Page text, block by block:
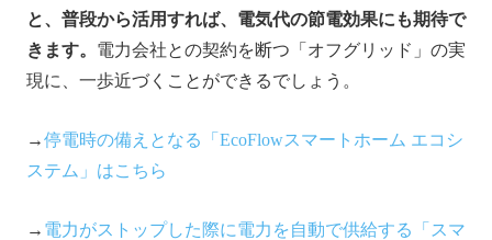
と、普段から活用すれば、電気代の節電効果にも期待で
きます。 電力会社との契約を断つ「オフグリッド」の実
現に、一歩近づくことができるでしょう。
→停電時の備えとなる「EcoFlowスマートホーム エコシ
ステム」はこちら
→ 電力がストップした際に電力を自動で供給する「スマ